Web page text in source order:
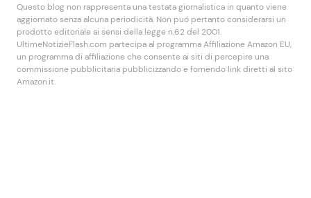
Questo blog non rappresenta una testata giornalistica in quanto viene
aggiornato senza alcuna periodicità. Non puó pertanto considerarsi un
prodotto editoriale ai sensi della legge n.62 del 2001.
UltimeNotizieFlash.com partecipa al programma Affiliazione Amazon EU,
un programma di affiliazione che consente ai siti di percepire una
commissione pubblicitaria pubblicizzando e fornendo link diretti al sito
Amazon.it.